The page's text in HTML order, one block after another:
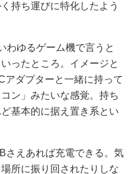
持ち運びに特化したよう
わゆるゲーム機で言うと
ったところ。イメージと
アダプターと一緒に持って
ン」みたいな感覚。持ち
基本的に据え置き系とい
さえあれば充電できる。気
所に振り回されたりしな